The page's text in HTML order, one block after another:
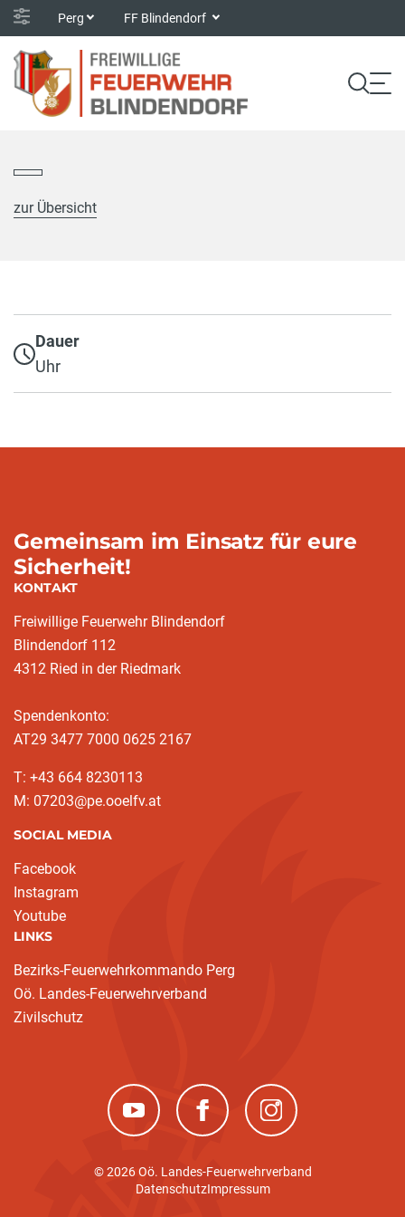
Perg FF Blindendorf
zur Übersicht
Dauer
Uhr
Gemeinsam im Einsatz für eure
Sicherheit!
KONTAKT
Freiwillige Feuerwehr Blindendorf
Blindendorf 112
4312 Ried in der Riedmark
Spendenkonto:
AT29 3477 7000 0625 2167
T: +43 664 8230113
M: 07203@pe.ooelfv.at
SOCIAL MEDIA
Facebook
Instagram
Youtube
LINKS
Bezirks-Feuerwehrkommando Perg
Oö. Landes-Feuerwehrverband
Zivilschutz
(neues Fenster)(neues Fenster)(neues Fenster)
© 2026 Oö. Landes-Feuerwehrverband
DatenschutzImpressum